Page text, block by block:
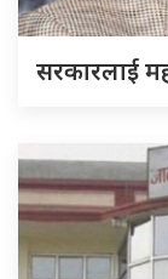
सरकारलाई